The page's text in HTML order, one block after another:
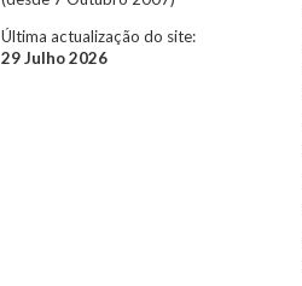
Última actualização do site:
29 Julho 2026